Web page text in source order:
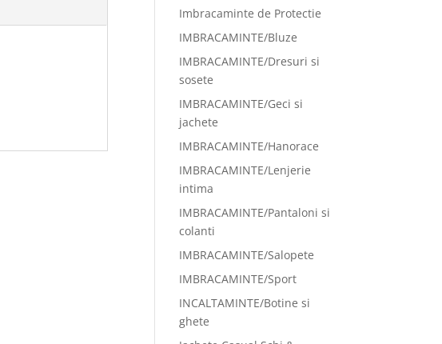
Imbracaminte de Protectie
IMBRACAMINTE/Bluze
IMBRACAMINTE/Dresuri si
sosete
IMBRACAMINTE/Geci si
jachete
IMBRACAMINTE/Hanorace
IMBRACAMINTE/Lenjerie
intima
IMBRACAMINTE/Pantaloni si
colanti
IMBRACAMINTE/Salopete
IMBRACAMINTE/Sport
INCALTAMINTE/Botine si
ghete